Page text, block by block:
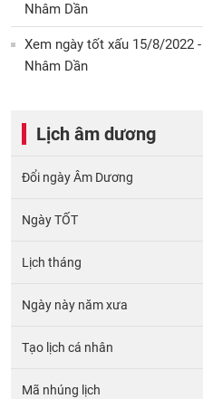
Nhâm Dần
Xem ngày tốt xấu 15/8/2022
Nhâm Dần
Lịch âm dương
Đổi ngày Âm Dương
Ngày TỐT
Lịch tháng
Ngày này năm xưa
Tạo lịch cá nhân
Mã nhúng lịch